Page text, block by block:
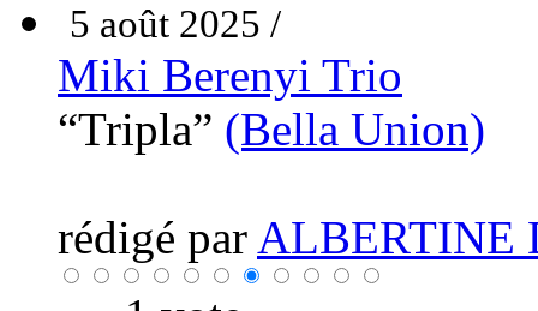
5 août 2025 /
Miki Berenyi Trio
“Tripla” (Bella Union)
rédigé par ALBERTINE